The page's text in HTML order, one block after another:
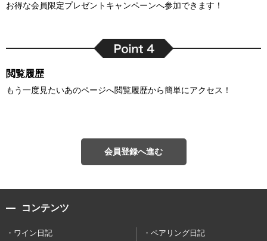
お得な会員限定プレゼントキャンペーンへ参加できます！
閲覧履歴
もう一度見たいあのページへ閲覧履歴から簡単にアクセス！
会員登録へ進む
コンテンツ
ワイン日記
ペアリング日記